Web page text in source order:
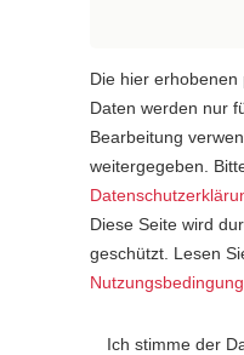
Die hier
Daten werden nur
Bearbeitung
weitergegeben.
Diese Seite wird
geschützt. Lesen
Ich stimme der